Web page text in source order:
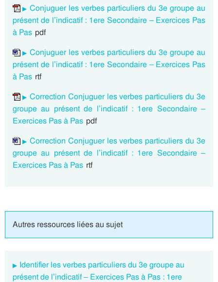
Conjuguer les verbes particuliers du 3e groupe au
présent de l’indicatif : 1ere Secondaire – Exercices Pas
à Pas pdf
Conjuguer les verbes particuliers du 3e groupe au
présent de l’indicatif : 1ere Secondaire – Exercices Pas
à Pas rtf
Correction Conjuguer les verbes particuliers du 3e
groupe au présent de l’indicatif : 1ere Secondaire –
Exercices Pas à Pas pdf
Correction Conjuguer les verbes particuliers du 3e
groupe au présent de l’indicatif : 1ere Secondaire –
Exercices Pas à Pas rtf
Autres ressources liées au sujet
Identifier les verbes particuliers du 3e groupe au
présent de l’indicatif – Exercices Pas à Pas : 1ere